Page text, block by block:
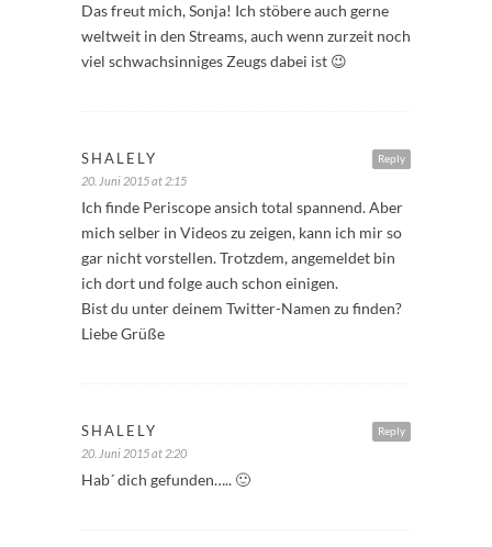
Das freut mich, Sonja! Ich stöbere auch gerne
weltweit in den Streams, auch wenn zurzeit noch
viel schwachsinniges Zeugs dabei ist 😉
Reply
SHALELY
20. Juni 2015 at 2:15
Ich finde Periscope ansich total spannend. Aber
mich selber in Videos zu zeigen, kann ich mir so
gar nicht vorstellen. Trotzdem, angemeldet bin
ich dort und folge auch schon einigen.
Bist du unter deinem Twitter-Namen zu finden?
Liebe Grüße
Reply
SHALELY
20. Juni 2015 at 2:20
Hab´ dich gefunden….. 🙂